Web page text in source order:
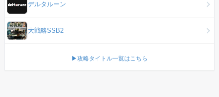
デルタルーン
大戦略SSB2
▶攻略タイトル一覧はこちら